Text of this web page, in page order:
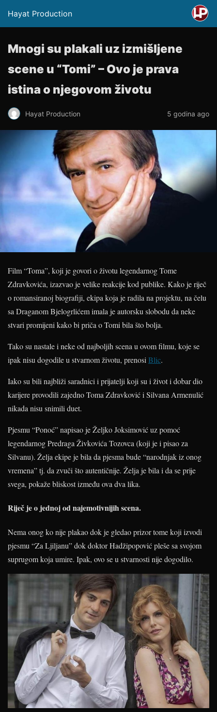
Hayat Production
Mnogi su plakali uz izmišljene
scene u “Tomi” – Ovo je prava
istina o njegovom životu
Hayat Production 5 godina ago
Film “Toma”, koji je govori o životu legendarnog Tome
Zdravkovića, izazvao je velike reakcije kod publike. Kako je riječ
o romansiranoj biografiji, ekipa koja je radila na projektu, na čelu
sa Draganom Bjelogrlićem imala je autorsku slobodu da neke
stvari promijeni kako bi priča o Tomi bila što bolja.
Tako su nastale i neke od najboljih scena u ovom filmu, koje se
ipak nisu dogodile u stvarnom životu, prenosi Blic.
Iako su bili najbliži saradnici i prijatelji koji su i život i dobar dio
karijere provodili zajedno Toma Zdravković i Silvana Armenulić
nikada nisu snimili duet.
Pjesmu “Ponoć” napisao je Željko Joksimović uz pomoć
legendarnog Predraga Živkovića Tozovca (koji je i pisao za
Silvanu). Želja ekipe je bila da pjesma bude “narodnjak iz onog
vremena” tj. da zvuči što autentičnije. Želja je bila i da se prije
svega, pokaže bliskost između ova dva lika.
Riječ je o jednoj od najemotivnijih scena.
Nema onog ko nije plakao dok je gledao prizor tome koji izvodi
pjesmu “Za Ljiljanu” dok doktor Hadžipopović pleše sa svojom
suprugom koja umire. Ipak, ovo se u stvarnosti nije dogodilo.